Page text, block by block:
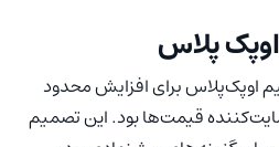
پلاس
اوپک‌پلاس برای افزایش محدود
قیمت‌ها بود. این تصمیم